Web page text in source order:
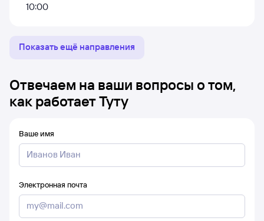
10:00
Показать ещё направления
Отвечаем на ваши вопросы о том,
как работает Туту
Ваше имя
Электронная почта